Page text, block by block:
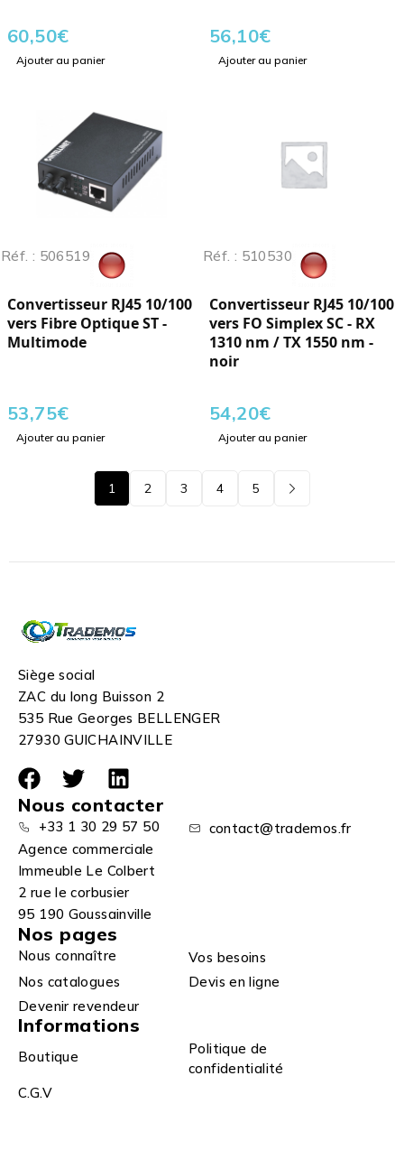
60,50€
Ajouter au panier
56,10€
Ajouter au panier
Réf. : 506519
Convertisseur RJ45 10/100
vers Fibre Optique ST -
Multimode
53,75€
Ajouter au panier
Réf. : 510530
Convertisseur RJ45 10/100
vers FO Simplex SC - RX
1310 nm / TX 1550 nm -
noir
54,20€
Ajouter au panier
1 2 3 4 5
Siège social
ZAC du long Buisson 2
535 Rue Georges BELLENGER
27930 GUICHAINVILLE
Nous contacter
+33 1 30 29 57 50
contact@trademos.fr
Agence commerciale
Immeuble Le Colbert
2 rue le corbusier
95 190 Goussainville
Nos pages
Nous connaître
Vos besoins
Nos catalogues
Devis en ligne
Devenir revendeur
Informations
Boutique
Politique de
confidentialité
C.G.V